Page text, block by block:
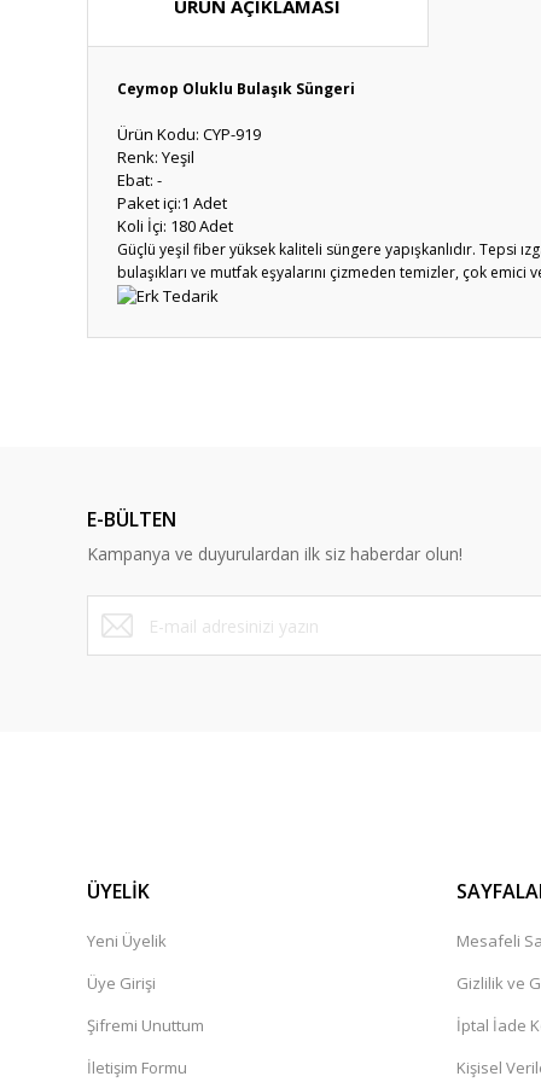
ÜRÜN AÇIKLAMASI
Ceymop Oluklu Bulaşık Süngeri
Ürün Kodu: CYP-919
Renk: Yeşil
Ebat: -
Paket içi:1 Adet
Koli İçi: 180 Adet
Güçlü yeşil fiber yüksek kaliteli süngere yapışkanlıdır. Tepsi
bulaşıkları ve mutfak eşyalarını çizmeden temizler, çok
Ürün bilgilerinde hatalar bulunuyor.
Ürün fiyatı diğer sitelerden daha pahalı.
Bu ürüne benzer farklı alternatifler olmalı.
E-BÜLTEN
Kampanya ve duyurulardan ilk siz haberdar olun!
ÜYELİK
Yeni Üyelik
Üye Girişi
Şifremi Unuttum
İletişim Formu
Mesafeli
Gizlilik ve
İptal İade
Kişisel